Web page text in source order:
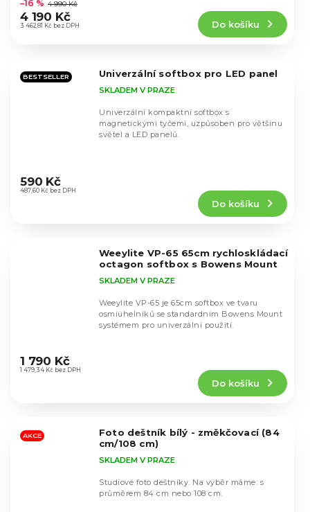
produktu
je
hvězdiček.
3 462,81 Kč bez DPH
–16 % 4 990 Kč
4 190 Kč
Do košíku
BESTSELLER Univerzální softbox pro LED panel
hodnocení
produktu
SKLADEM V PRAZE
487,60 Kč bez DPH
590 Kč
Do košíku
Univerzální kompaktní softbox s
magnetickými tyčemi, uzpůsoben pro většinu
světel a LED panelů.
Weeylite VP-65 65cm rychloskládací
octagon softbox s Bowens Mount
hodnocení
produktu
hvězdiček.
SKLADEM V PRAZE
1 479,34 Kč bez DPH
1 790 Kč
Do košíku
Weeylite VP-65 je 65cm softbox ve tvaru
osmiúhelníků se standardním Bowens Mount
systémem pro univerzální použití.
AKCE
Foto deštník bílý - změkčovací (84
cm/108 cm)
SKLADEM V PRAZE
Studiové foto deštníky. Na výběr máme: s
průměrem 84 cm nebo 108 cm.